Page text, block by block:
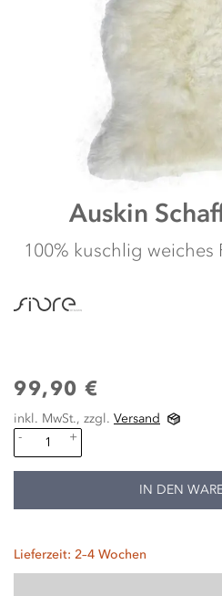
Bildergalerie
Auskin
100% kuschlig weiches
99,90 €
inkl. MwSt., zzgl. Versand
-
+
IN DEN
Lieferzeit: 2–4 Wochen